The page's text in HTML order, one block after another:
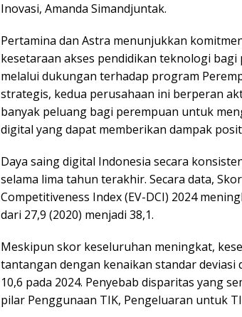
Inovasi, Amanda Simandjuntak.
Pertamina dan Astra menunjukkan
kesetaraan akses pendidikan teknologi bagi
melalui dukungan terhadap program
strategis, kedua perusahaan ini berperan
banyak peluang bagi perempuan untuk
digital yang dapat memberikan dampak
Daya saing digital Indonesia secara
selama lima tahun terakhir. Secara data,
Competitiveness Index (EV-DCI) 2024
dari 27,9 (2020) menjadi 38,1.
Meskipun skor keseluruhan meningkat,
tantangan dengan kenaikan standar deviasi
10,6 pada 2024. Penyebab disparitas yang
pilar Penggunaan TIK, Pengeluaran untuk